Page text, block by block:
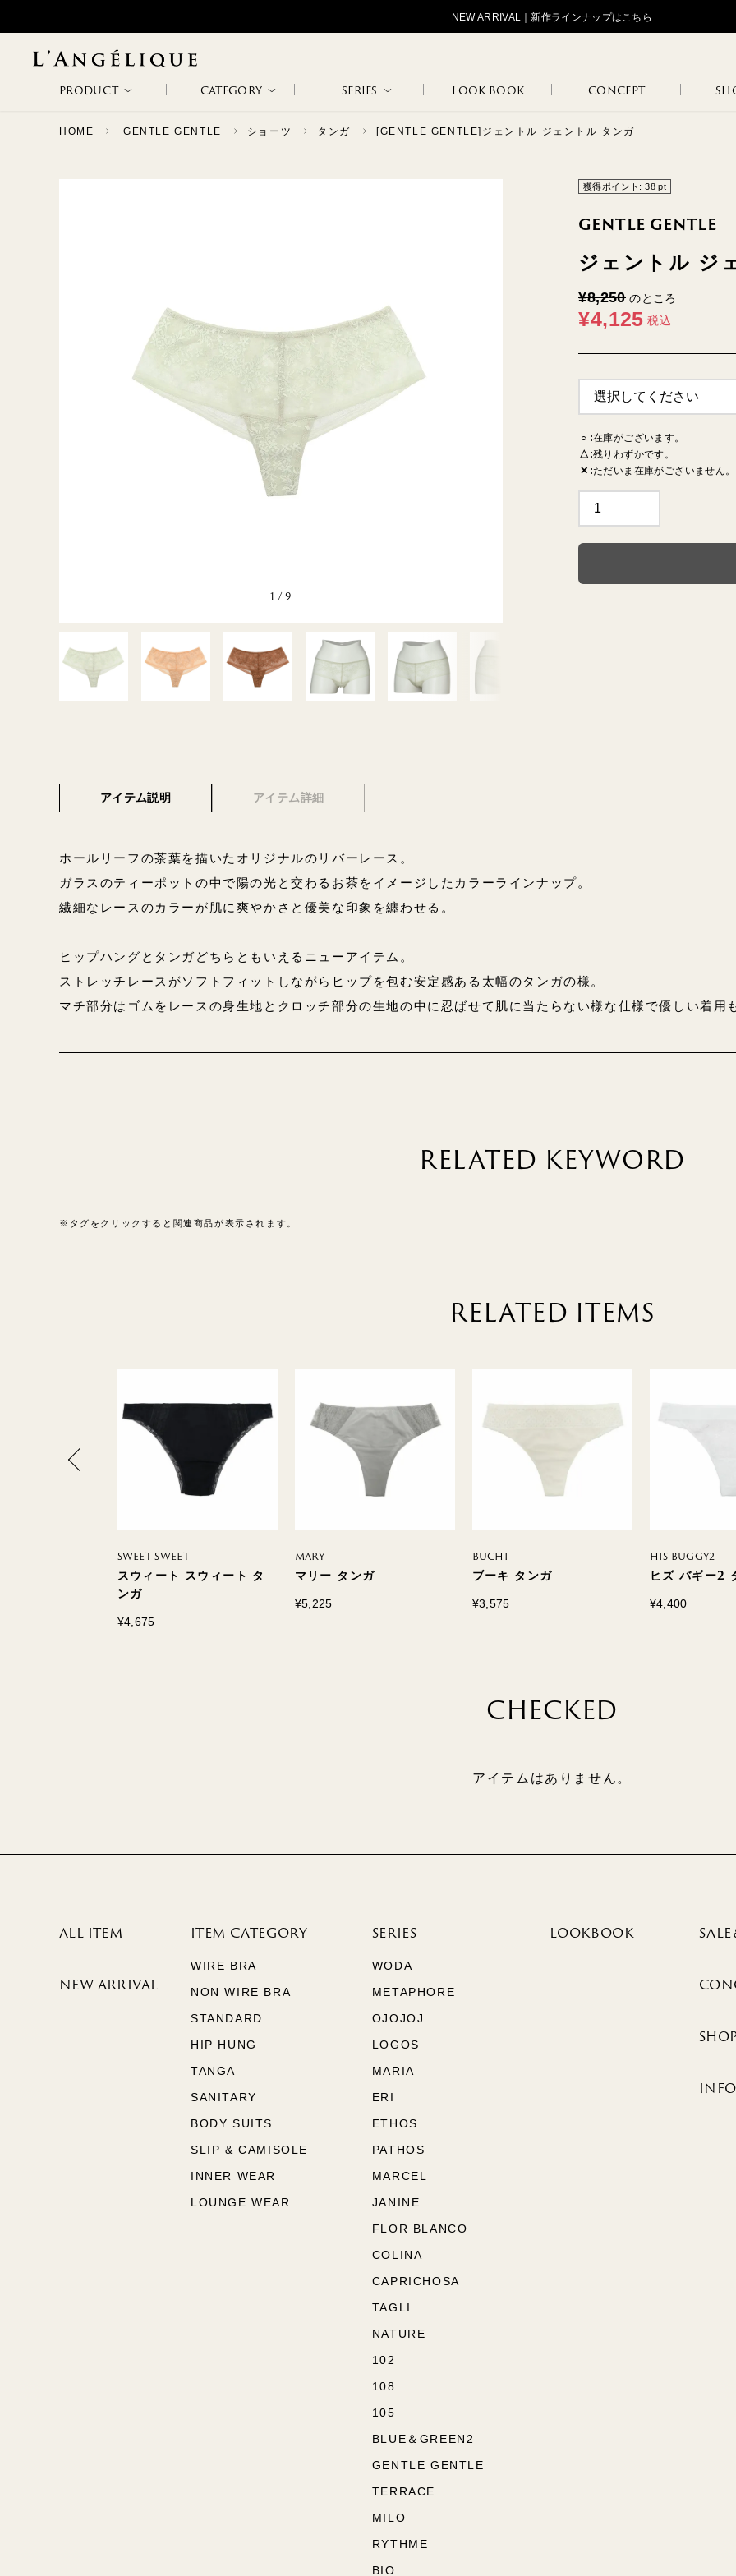
NEW ARRIVAL｜新作ラインナップはこちら
PRODUCT CATEGORY SERIES LOOK BOOK CONCEPT
HIP HUNG
LOUNGE
WEAR
LOGOS
JANINE
CAPRICHOSA TAGLI NATURE 102 108
GENTLE
GENTLE MILO
HOME GENTLE GENTLE ショーツ タンガ [GENTLE GENTLE]ジェントル ジェントル タンガ
1 /9
獲得ポイント: 38 pt
GENTLE GENTLE
ジェントル ジ
¥8,250 のところ
¥4,125 税込
○ 在庫がございます。
△ 残りわずかです。
✕ ただいま在庫がございません。
アイテム説明 アイテム詳細
ホールリーフの茶葉を描いたオリジナルのリバーレース。
ガラスのティーポットの中で陽の光と交わるお茶をイメージしたカラーラインナップ。
繊細なレースのカラーが肌に爽やかさと優美な印象を纏わせる。
ヒップハングとタンガどちらともいえるニューアイテム。
ストレッチレースがソフトフィットしながらヒップを包む安定感ある太幅のタンガの様。
マチ部分はゴムをレースの身生地とクロッチ部分の生地の中に忍ばせて肌に当たらない様な仕様で優しい着用
RELATED KEYWORD
※タグをクリックすると関連商品が表示されます。
RELATED ITEMS
SWEET SWEET
スウィート スウィート タ
ンガ
¥4,675
MARY
マリー タンガ
¥5,225
BUCHI
ブーキ タンガ
¥3,575
HIS BUGGY2
ヒズ バギー2
¥4,400
CHECKED
アイテムはありません。
ALL ITEM
NEW ARRIVAL
ITEM CATEGORY
WIRE BRA
NON WIRE BRA
STANDARD
HIP HUNG
TANGA
SANITARY
BODY SUITS
SLIP & CAMISOLE
INNER WEAR
LOUNGE WEAR
SERIES
WODA
METAPHORE
OJOJOJ
LOGOS
MARIA
ERI
ETHOS
PATHOS
MARCEL
JANINE
FLOR BLANCO
COLINA
CAPRICHOSA
TAGLI
NATURE
102
108
105
BLUE＆GREEN2
GENTLE GENTLE
TERRACE
MILO
RYTHME
BIO
LOOKBOOK